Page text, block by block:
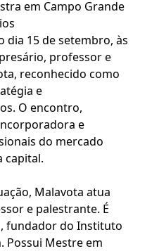
em Campo Grande
dia 15 de setembro, às
professor e
reconhecido como
e
O encontro,
e
do mercado
capital.
Malavota atua
e palestrante. É
fundador do Instituto
Possui Mestre em